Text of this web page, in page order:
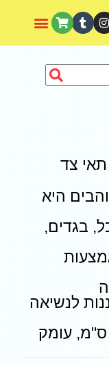
תאי צד
היא
בגדים,
לנשיאה
מידות: אורך כ-32 ס"מ, רוחב כ-26 ס"מ, עומק